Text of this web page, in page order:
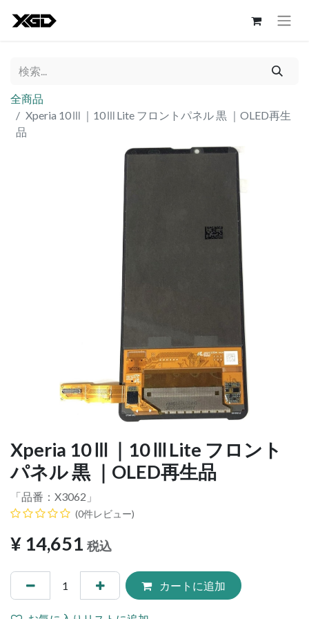
全商品
Xperia 10Ⅲ｜10ⅢLite フロントパネル 黒 ｜OLED再生
品
Xperia 10Ⅲ｜10ⅢLite フロント
パネル 黒 ｜OLED再生品
「品番： X3062 」
(0件レビュー)
¥ 14,651 税込
カートに追加